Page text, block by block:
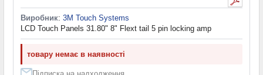
Виробник: 3M Touch Systems
LCD Touch Panels 31.80" 8" Flext tail 5 pin locking amp
товару немає в наявності